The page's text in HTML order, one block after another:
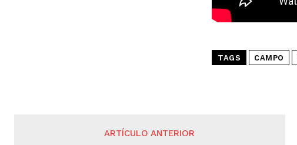
TAGS CAMPO
ARTÍCULO ANTERIOR